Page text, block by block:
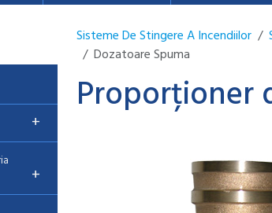
+
+
Sisteme De Stingere A Incendiilor
Dozatoare Spuma
Proporționer